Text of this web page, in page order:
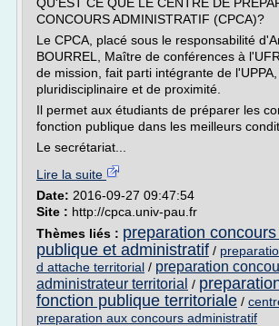
CONCOURS ADMINISTRATIF (CPCA)?
Le CPCA, placé sous le responsabilité
BOURREL, Maître de conférences à
de mission, fait parti intégrante de
pluridisciplinaire et de proximité.
Il permet aux étudiants de préparer les
fonction publique dans les meilleurs
Le secrétariat...
Lire la suite
Date: 2016-09-27 09:47:54
Site : http://cpca.univ-pau.fr
Thèmes liés : preparation
publique et administratif /
d attache territorial / preparation
administrateur territorial /
fonction publique territoriale /
preparation aux concours administratif